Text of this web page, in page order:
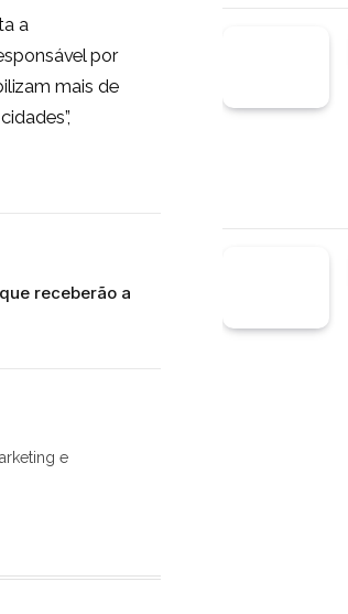
a
por
mais de
receberão a
e